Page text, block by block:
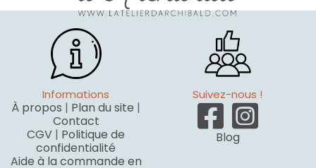
Informations
À propos | Plan du site |
Contact
CGV | Politique de
confidentialité
Aide à la commande en
Suivez-nous !
Blog